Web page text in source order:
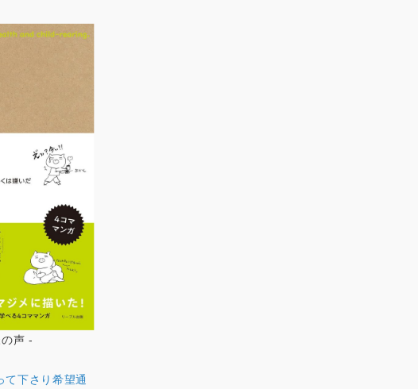
声 -
て下さり希望通